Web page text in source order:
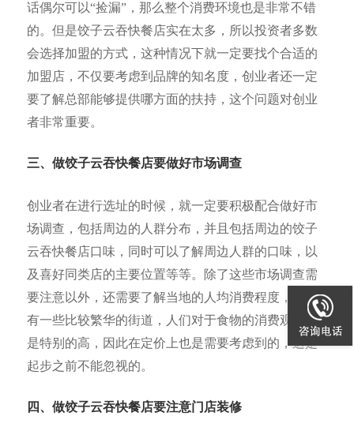
话偶尔可以“捡漏”，那么整个消费环境也是非常不错
的。但是饺子云吞快餐店实在太多，所以投资者多数
会选择加盟的方式，这种情况下就一定要找个合适的
加盟店，不仅要考虑到品牌的知名度，创业者还一定
要了解总部能够提供哪方面的扶持，这个问题对创业
者非常重要。
三、做饺子云吞快餐店要做好市场调查
创业者在进行选址的时候，就一定要积极配合做好市
场调查，包括周边的人群分布，并且包括周边的饺子
云吞快餐店口味，同时可以了解周边人群的口味，以
及喜好同类店的主要位置等等。除了这些市场调查需
要注意以外，还需要了解当地的人均消费程度，其实
有一些比较繁华的街道，人们对于食物的消费观并不
是特别的高，因此在定价上也是需要考虑到的，这是
起步之前不能忽视的。
四、做饺子云吞快餐店要注意门店装修